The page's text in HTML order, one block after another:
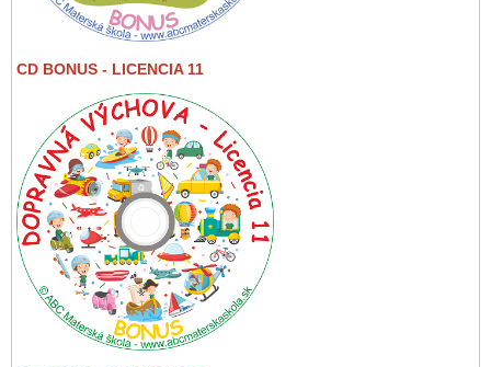
CD BONUS - LICENCIA 11